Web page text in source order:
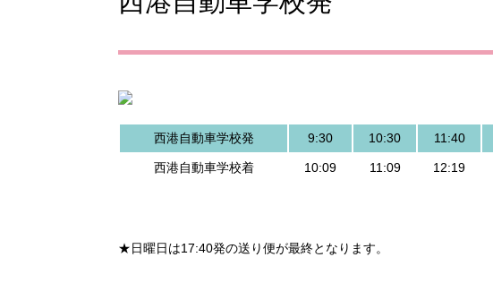
西港自動車学校発 9:30 10:30 11:40
西港自動車学校着 10:09 11:09 12:19
★日曜日は17:40発の送り便が最終となります。